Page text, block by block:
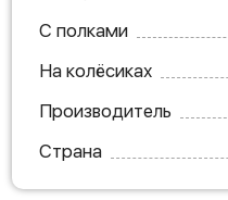
С полками
На колёсиках
Производитель
Страна